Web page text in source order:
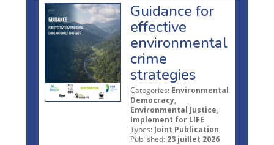
Guidance for
effective
environmental
crime
strategies
Categories: Environmental
Democracy,
Environmental Justice,
Implement for LIFE
Types: Joint Publication
Published: 23 juillet 2026